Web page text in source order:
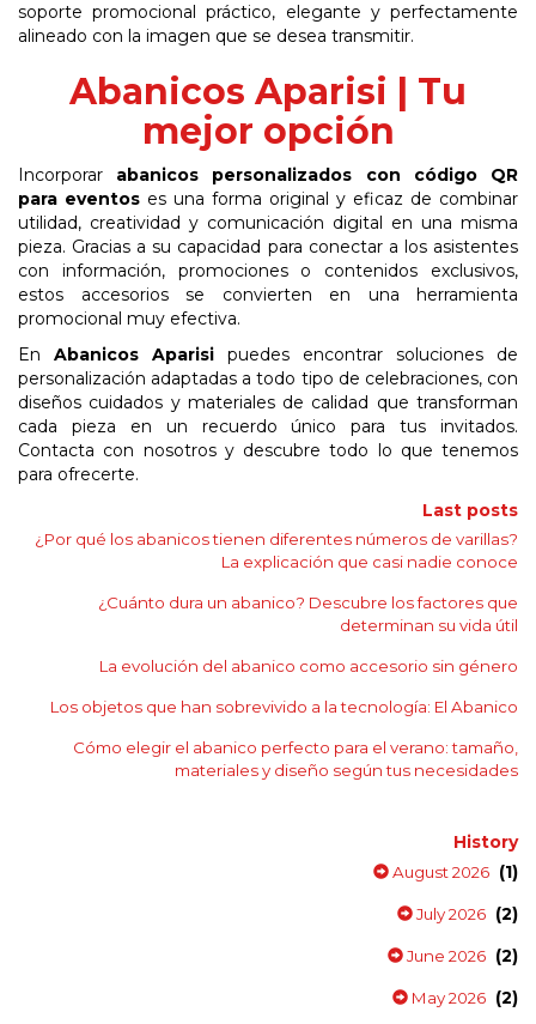
soporte promocional práctico, elegante y perfectamente
alineado con la imagen que se desea transmitir.
Abanicos Aparisi | Tu
mejor opción
Incorporar abanicos personalizados con código QR
para eventos es una forma original y eficaz de combinar
utilidad, creatividad y comunicación digital en una misma
pieza. Gracias a su capacidad para conectar a los asistentes
con información, promociones o contenidos exclusivos,
estos accesorios se convierten en una herramienta
promocional muy efectiva.
En Abanicos Aparisi puedes encontrar soluciones de
personalización adaptadas a todo tipo de celebraciones, con
diseños cuidados y materiales de calidad que transforman
cada pieza en un recuerdo único para tus invitados.
Contacta con nosotros y descubre todo lo que tenemos
para ofrecerte.
Last posts
¿Por qué los abanicos tienen diferentes números de varillas?
La explicación que casi nadie conoce
¿Cuánto dura un abanico? Descubre los factores que
determinan su vida útil
La evolución del abanico como accesorio sin género
Los objetos que han sobrevivido a la tecnología: El Abanico
Cómo elegir el abanico perfecto para el verano: tamaño,
materiales y diseño según tus necesidades
History
August 2026 (1)
July 2026 (2)
June 2026 (2)
May 2026 (2)